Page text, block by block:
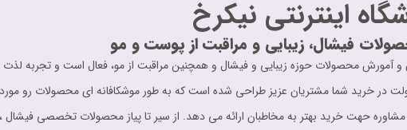
اینترنتی نیکرخ
فیشال، زیبایی و مراقبت از پوست و مو
فروش و آمورش محصولات حوزه زیبایی و فیشال و همچنین مراقبت از مو، فعال است و تجربه
در خرید شما مشتریان عزیز طراحی شده است که به طور موشکافانه ای محصولات رو مورد
اختیار مشتری قرار می دهد. پشتیبانی 24 ساعته برای مشاوره حهت خرید بهتر به مخاطبان ارائه می دهد. از سیر تا پیاز محصولات